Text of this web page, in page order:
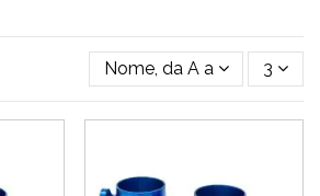
Nome, da A a Z 3